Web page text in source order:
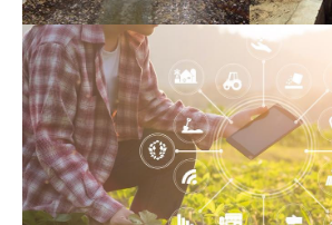
Système
crues